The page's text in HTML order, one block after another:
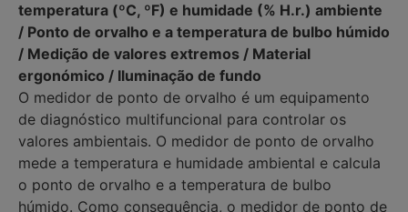
temperatura (ºC, ºF) e humidade (% H.r.) ambiente
/ Ponto de orvalho e a temperatura de bulbo húmido
/ Medição de valores extremos / Material
ergonómico / Iluminação de fundo
O medidor de ponto de orvalho é um equipamento
de diagnóstico multifuncional para controlar os
valores ambientais. O medidor de ponto de orvalho
mede a temperatura e humidade ambiental e calcula
o ponto de orvalho e a temperatura de bulbo
húmido. Como consequência, o medidor de ponto de